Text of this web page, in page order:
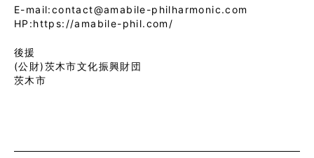
E-mail:contact@amabile-philharmonic.com
HP:https://amabile-phil.com/
後援
(公財)茨木市文化振興財団
茨木市